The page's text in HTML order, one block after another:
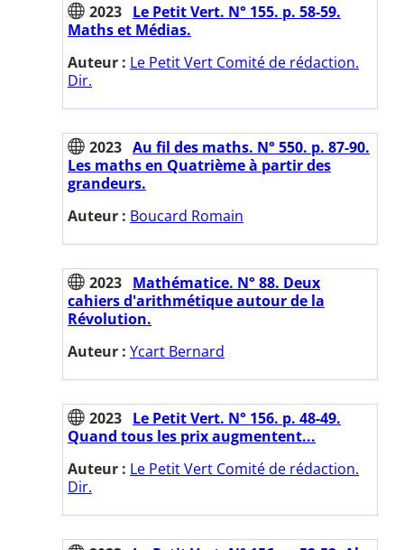
2023 Le Petit Vert. N° 155. p. 58-59.
Maths et Médias.
Auteur : Le Petit Vert Comité de rédaction.
Dir.
2023 Au fil des maths. N° 550. p. 87-90.
Les maths en Quatrième à partir des
grandeurs.
Auteur : Boucard Romain
2023 Mathématice. N° 88. Deux
cahiers d'arithmétique autour de la
Révolution.
Auteur : Ycart Bernard
2023 Le Petit Vert. N° 156. p. 48-49.
Quand tous les prix augmentent...
Auteur : Le Petit Vert Comité de rédaction.
Dir.